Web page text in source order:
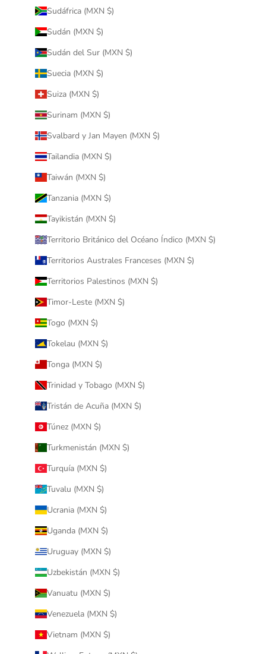
Sudáfrica (MXN $)
Sudán (MXN $)
Sudán del Sur (MXN $)
Suecia (MXN $)
Suiza (MXN $)
Surinam (MXN $)
Svalbard y Jan Mayen (MXN $)
Tailandia (MXN $)
Taiwán (MXN $)
Tanzania (MXN $)
Tayikistán (MXN $)
Territorio Británico del Océano Índico (MXN $)
Territorios Australes Franceses (MXN $)
Territorios Palestinos (MXN $)
Timor-Leste (MXN $)
Togo (MXN $)
Tokelau (MXN $)
Tonga (MXN $)
Trinidad y Tobago (MXN $)
Tristán de Acuña (MXN $)
Túnez (MXN $)
Turkmenistán (MXN $)
Turquía (MXN $)
Tuvalu (MXN $)
Ucrania (MXN $)
Uganda (MXN $)
Uruguay (MXN $)
Uzbekistán (MXN $)
Vanuatu (MXN $)
Venezuela (MXN $)
Vietnam (MXN $)